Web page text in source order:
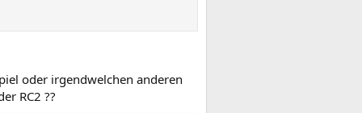
oder irgendwelchen anderen
RC2 ??